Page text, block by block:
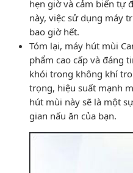
hẹn giờ và cảm biến tự
này, việc sử dụng máy
bao giờ hết.
Tóm lại, máy hút mùi
phẩm cao cấp và đáng
khói trong không khí
trọng, hiệu suất mạnh
hút mùi này sẽ là một
gian nấu ăn của bạn.